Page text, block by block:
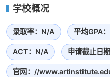
学校概况
录取率：N/A 平均GPA
ACT：N/A 申请截止日
官网：//